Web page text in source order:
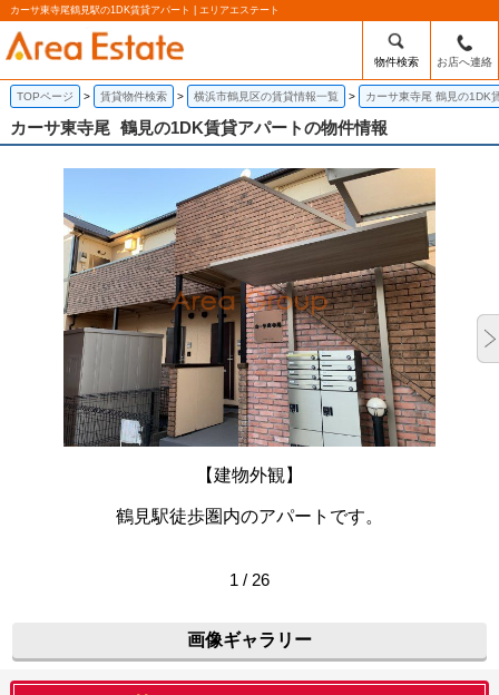
カーサ東寺尾鶴見駅の1DK賃貸アパート | エリアエステート
物件検索 お店へ連絡
TOPページ 賃貸物件検索 横浜市鶴見区の賃貸情報一覧 カーサ東寺尾 鶴見の1DK
カーサ東寺尾 鶴見の1DK賃貸アパートの物件情報
【建物外観】
鶴見駅徒歩圏内のアパートです。
1 / 26
画像ギャラリー